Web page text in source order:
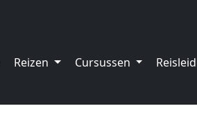
Reizen Cursussen